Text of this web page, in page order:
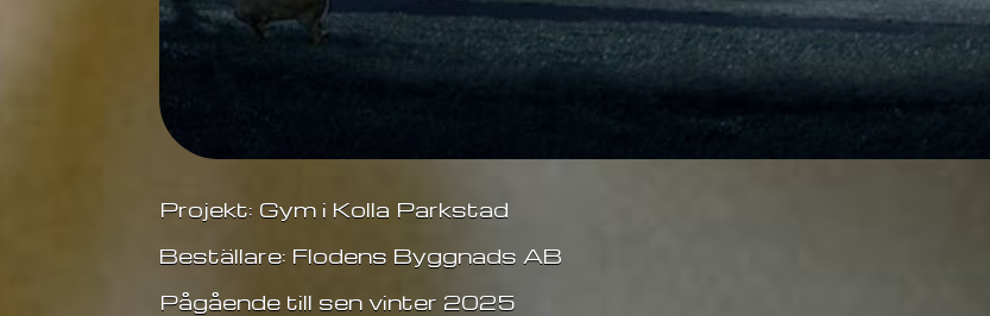
Projekt: Gym i Kolla Parkstad
Beställare: Flodens Byggnads AB
Pågående till sen vinter 2025